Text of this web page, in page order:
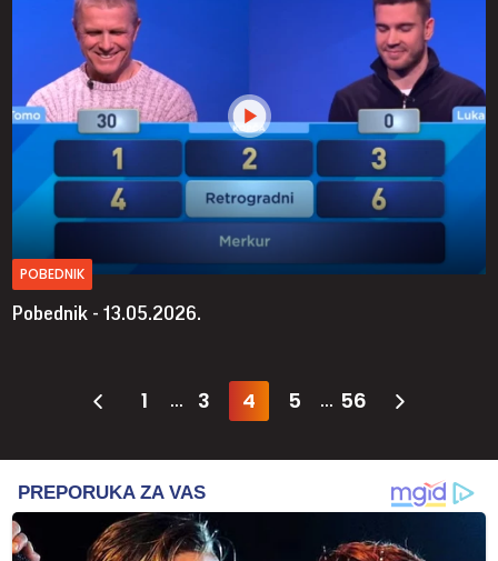
POBEDNIK
Pobednik - 13.05.2026.
1 ... 3 4 5 ... 56